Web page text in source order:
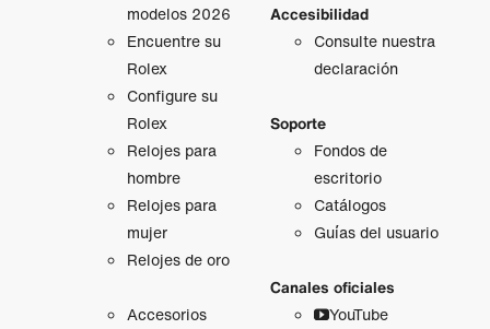
modelos 2026
Encuentre su
Rolex
Configure su
Rolex
Relojes para
hombre
Relojes para
mujer
Relojes de oro
Accesorios
Accesibilidad
Consulte nuestra
declaración
Soporte
Fondos de
escritorio
Catálogos
Guías del usuario
Canales oficiales
YouTube